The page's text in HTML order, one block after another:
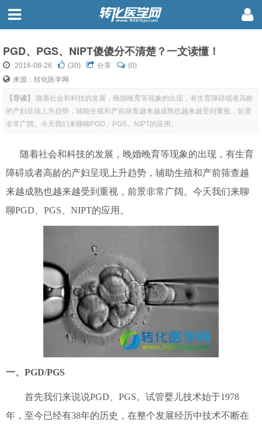
PGD、PGS、NIPT傻傻分不清楚？一文读懂！
2016-08-26 (30) 分享
(0)
来源：转化医学网
【导读】
随着社会和科技的发展，晚婚晚育等现象的出现，有生育障碍或者高龄
的产妇呈现上升趋势，辅助生殖和产前筛查越来越成熟也越来越受到重视，前景
非常广阔。今天我们来聊聊PGD、PGS、NIPT的应用。
随着社会和科技的发展，晚婚晚育等现象的出现，有生育
障碍或者高龄的产妇呈现上升趋势，辅助生殖和产前筛查越
来越成熟也越来越受到重视，前景非常广阔。今天我们来聊
聊PGD、PGS、NIPT的应用。
一、PGD/PGS
首先我们来说说PGD、PGS。试管婴儿技术始于1978
年，至今已经有38年的历史，在整个发展经历中技术不断在